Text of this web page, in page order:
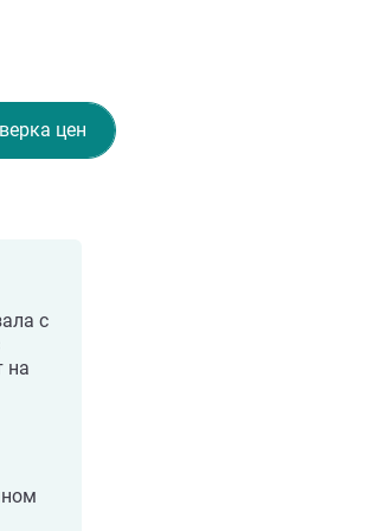
цен
с
на